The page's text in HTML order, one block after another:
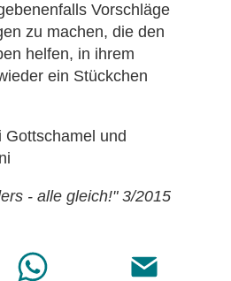
Vorschläge
zu machen, die den
helfen, in ihrem
ein Stückchen
Gottschamel und
- alle gleich!" 3/2015